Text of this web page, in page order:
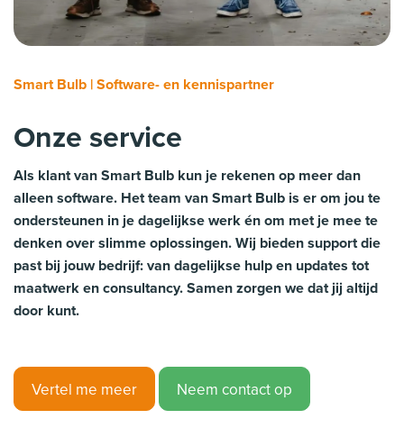
Smart Bulb | Software- en kennispartner
Onze service
Als klant van Smart Bulb kun je rekenen op meer dan
alleen software. Het team van Smart Bulb is er om jou te
ondersteunen in je dagelijkse werk én om met je mee te
denken over slimme oplossingen. Wij bieden support die
past bij jouw bedrijf: van dagelijkse hulp en updates tot
maatwerk en consultancy. Samen zorgen we dat jij altijd
door kunt.
Vertel me meer Neem contact op